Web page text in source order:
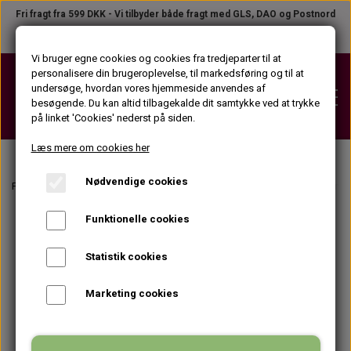
Fri fragt fra 599 DKK - Vi tilbyder både fragt med GLS, DAO og Postnord
VOKS
VOKSPATRONER (KROP)
VOKSPATRONER (ANSIGT)
VOKSDÅSER
STRIPS
STRIPS PÅ TILBUD
STRIPSRULLER
FØR VOKS PRODUKTER
EFTER VOKS PRODUKTER
VOKSPISTOLER
Forside Vippe- og øjenbrynsfarve Tilbehør til vippe- og
Vi bruger egne cookies og cookies fra tredjeparter til at
personalisere din brugeroplevelse, til markedsføring og til at
undersøge, hvordan vores hjemmeside anvendes af
besøgende. Du kan altid tilbagekalde dit samtykke ved at trykke
på linket 'Cookies' nederst på siden.
Læs mere om cookies her
Nødvendige cookies
Funktionelle cookies
Statistik cookies
Marketing cookies